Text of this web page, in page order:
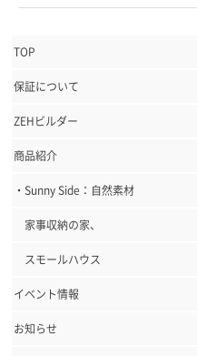
TOP
保証について
ZEHビルダー
商品紹介
・Sunny Side：自然素材
家事収納の家、
スモールハウス
イベント情報
お知らせ